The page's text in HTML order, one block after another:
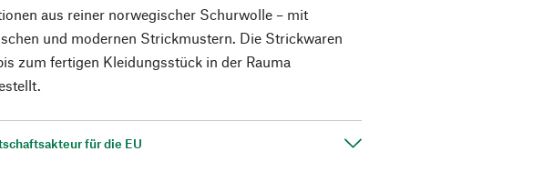
aus reiner norwegischer Schurwolle – mit
und modernen Strickmustern. Die Strickwaren
zum fertigen Kleidungsstück in der Rauma
für die EU